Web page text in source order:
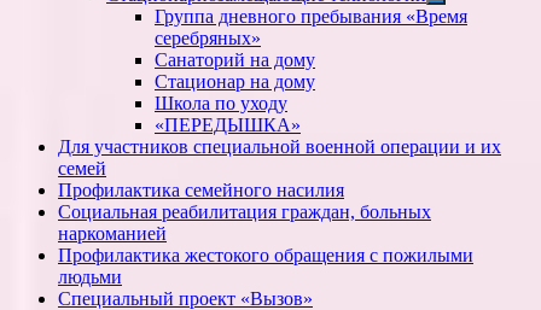
Показать
подменю
Группа дневного пребывания «Время
серебряных»
Санаторий на дому
Стационар на дому
Школа по уходу
«ПЕРЕДЫШКА»
Для участников специальной военной операции и их
семей
Профилактика семейного насилия
Социальная реабилитация граждан, больных
наркоманией
Профилактика жестокого обращения с пожилыми
людьми
Специальный проект «Вызов»